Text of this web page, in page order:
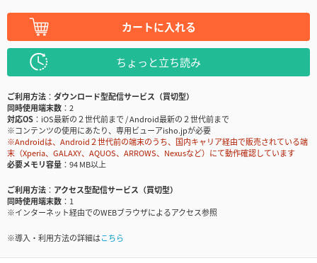
カートに入れる
ちょっと立ち読み
ご利用方法
ダウンロード型配信サービス（買切型）
同時使用端末数
2
対応OS
iOS最新の２世代前まで / Android最新の２世代前まで
※コンテンツの使用にあたり、専用ビューアisho.jpが必要
※Androidは、Android２世代前の端末のうち、国内キャリア経由で販売されている端
末（Xperia、GALAXY、AQUOS、ARROWS、Nexusなど）にて動作確認しています
必要メモリ容量
94 MB以上
ご利用方法
アクセス型配信サービス（買切型）
同時使用端末数
1
※インターネット経由でのWEBブラウザによるアクセス参照
※導入・利用方法の詳細はこちら